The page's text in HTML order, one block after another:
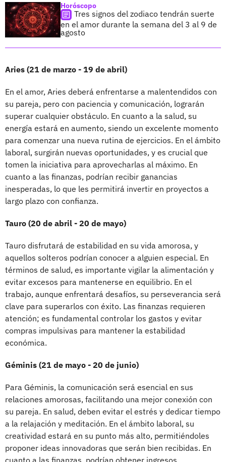
Horóscopo
Tres signos del zodiaco tendrán suerte
en el amor durante la semana del 3 al 9 de
agosto
Aries (21 de marzo - 19 de abril)
En el amor, Aries deberá enfrentarse a malentendidos con
su pareja, pero con paciencia y comunicación, lograrán
superar cualquier obstáculo. En cuanto a la salud, su
energía estará en aumento, siendo un excelente momento
para comenzar una nueva rutina de ejercicios. En el ámbito
laboral, surgirán nuevas oportunidades, y es crucial que
tomen la iniciativa para aprovecharlas al máximo. En
cuanto a las finanzas, podrían recibir ganancias
inesperadas, lo que les permitirá invertir en proyectos a
largo plazo con confianza.
Tauro (20 de abril - 20 de mayo)
Tauro disfrutará de estabilidad en su vida amorosa, y
aquellos solteros podrían conocer a alguien especial. En
términos de salud, es importante vigilar la alimentación y
evitar excesos para mantenerse en equilibrio. En el
trabajo, aunque enfrentará desafíos, su perseverancia será
clave para superarlos con éxito. Las finanzas requieren
atención; es fundamental controlar los gastos y evitar
compras impulsivas para mantener la estabilidad
económica.
Géminis (21 de mayo - 20 de junio)
Para Géminis, la comunicación será esencial en sus
relaciones amorosas, facilitando una mejor conexión con
su pareja. En salud, deben evitar el estrés y dedicar tiempo
a la relajación y meditación. En el ámbito laboral, su
creatividad estará en su punto más alto, permitiéndoles
proponer ideas innovadoras que serán bien recibidas. En
cuanto a las finanzas, podrían obtener ingresos